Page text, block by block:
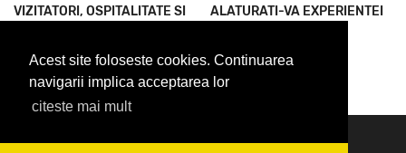
Acest site foloseste cookies. Continuarea
navigarii implica acceptarea lor
citeste mai mult
VIZITATORI, OSPITALITATE SI
ȘTIRI & MEDIA
DESPRE NOI
ALATURATI-VA EXPERIENTEI
POLITICA
CONFIDENTIALITATE